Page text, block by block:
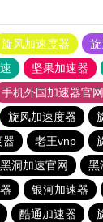
旋风加速度器
坚果加速器
手机外国加速器官网
旋风加速度器
器 老王vnp
黑洞加速官网
黑
银河加速器
酷通加速器